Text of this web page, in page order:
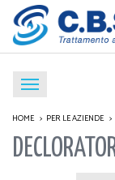
HOME PER LE AZIENDE